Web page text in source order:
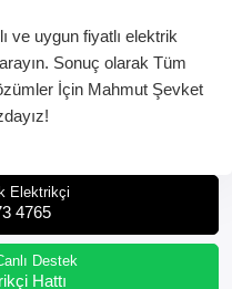
ve uygun fiyatlı elektrik
Sonuç olarak Tüm
İçin Mahmut Şevket
Elektrikçi
4765
Destek
Hattı